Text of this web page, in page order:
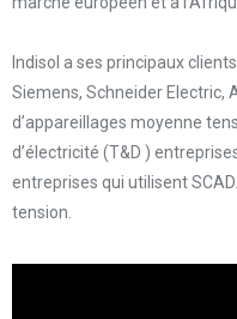
Indisol a ses principaux
Siemens, Schneider Electric,
d’appareillages moyenne
d’électricité (T&D )
entreprises qui utilisent
tension.